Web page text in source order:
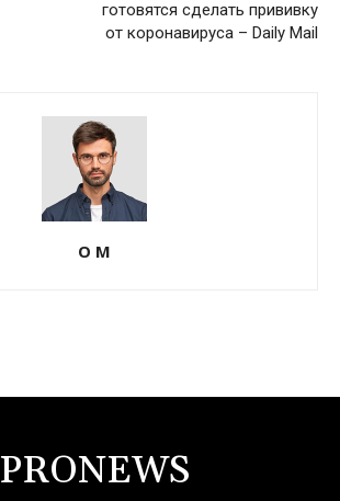
готовятся сделать прививку
от коронавируса – Daily Mail
О М
PRONEWS